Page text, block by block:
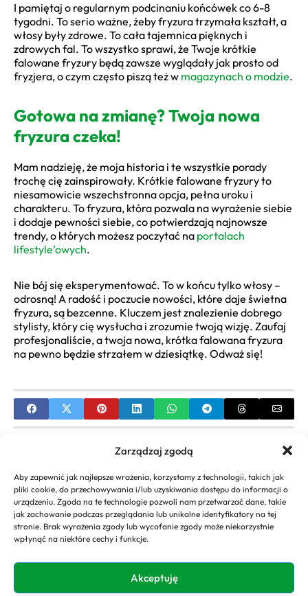
Zarządzaj zgodą
Aby zapewnić jak najlepsze wrażenia, korzystamy z technologii, takich jak
pliki cookie, do przechowywania i/lub uzyskiwania dostępu do informacji o
urządzeniu. Zgoda na te technologie pozwoli nam przetwarzać dane, takie
jak zachowanie podczas przeglądania lub unikalne identyfikatory na tej
stronie. Brak wyrażenia zgody lub wycofanie zgody może niekorzystnie
wpłynąć na niektóre cechy i funkcje.
Akceptuję
I pamiętaj o regularnym podcinaniu końcówek co 6-8
tygodni. To serio ważne, żeby fryzura trzymała kształt, a
włosy były zdrowe. To cała tajemnica pięknych i
zdrowych fal. To wszystko sprawi, że Twoje krótkie
falowane fryzury będą zawsze wyglądały jak prosto od
fryzjera, o czym często piszą też w magazynach o modzie.
Gotowa na zmianę? Twoja nowa
fryzura czeka!
Mam nadzieję, że moja historia i te wszystkie porady
trochę cię zainspirowały. Krótkie falowane fryzury to
niesamowicie wszechstronna opcja, pełna uroku i
charakteru. To fryzura, która pozwala na wyrażenie siebie
i dodaje pewności siebie, co potwierdzają najnowsze
trendy, o których możesz poczytać na portalach
lifestyle’owych.
Nie bój się eksperymentować. To w końcu tylko włosy –
odrosną! A radość i poczucie nowości, które daje świetna
fryzura, są bezcenne. Kluczem jest znalezienie dobrego
stylisty, który cię wysłucha i zrozumie twoją wizję. Zaufaj
profesjonaliście, a twoja nowa, krótka falowana fryzura
na pewno będzie strzałem w dziesiątkę. Odważ się!
Kayah Wiek: Ile Lat Ma Ikona Polskiej Sceny
Muzycznej?
NEXT
Cięcie Włosów do Ramion: Modne Fryzury,